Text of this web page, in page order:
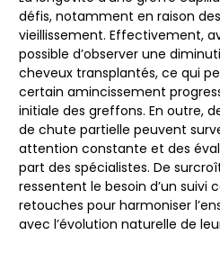
défis, notamment en raison
vieillissement. Effectivement,
possible d’observer une
cheveux transplantés, ce qui
certain amincissement
initiale des greffons. En outre,
de chute partielle peuvent
attention constante et des
part des spécialistes. De
ressentent le besoin d’un suivi
retouches pour harmoniser
avec l’évolution naturelle de